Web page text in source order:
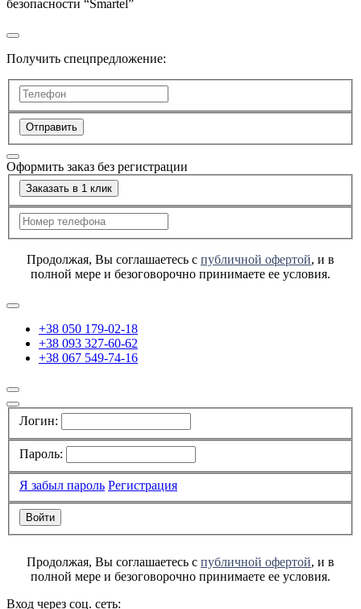
безопасности “Smartel”
Получить спецпредложение:
Отправить
Оформить заказ без регистрации
Заказать в 1 клик
Продолжая, Вы соглашаетесь с публичной офертой, и в
полной мере и безоговорочно принимаете ее условия.
+38 050 179-02-18
+38 093 327-60-62
+38 067 549-74-16
Логин:
Пароль:
Я забыл пароль Регистрация
Продолжая, Вы соглашаетесь с публичной офертой, и в
полной мере и безоговорочно принимаете ее условия.
Вход через соц. сеть: